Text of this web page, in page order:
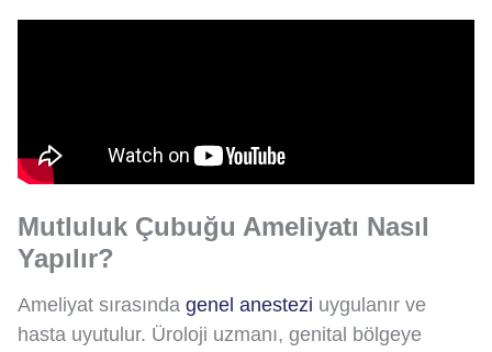
Mutluluk Çubuğu Ameliyatı Nasıl
Yapılır?
Ameliyat sırasında genel anestezi uygulanır ve
hasta uyutulur. Üroloji uzmanı, genital bölgeye